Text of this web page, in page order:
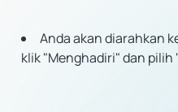
Anda akan diarahkan
klik "Menghadiri" dan pilih